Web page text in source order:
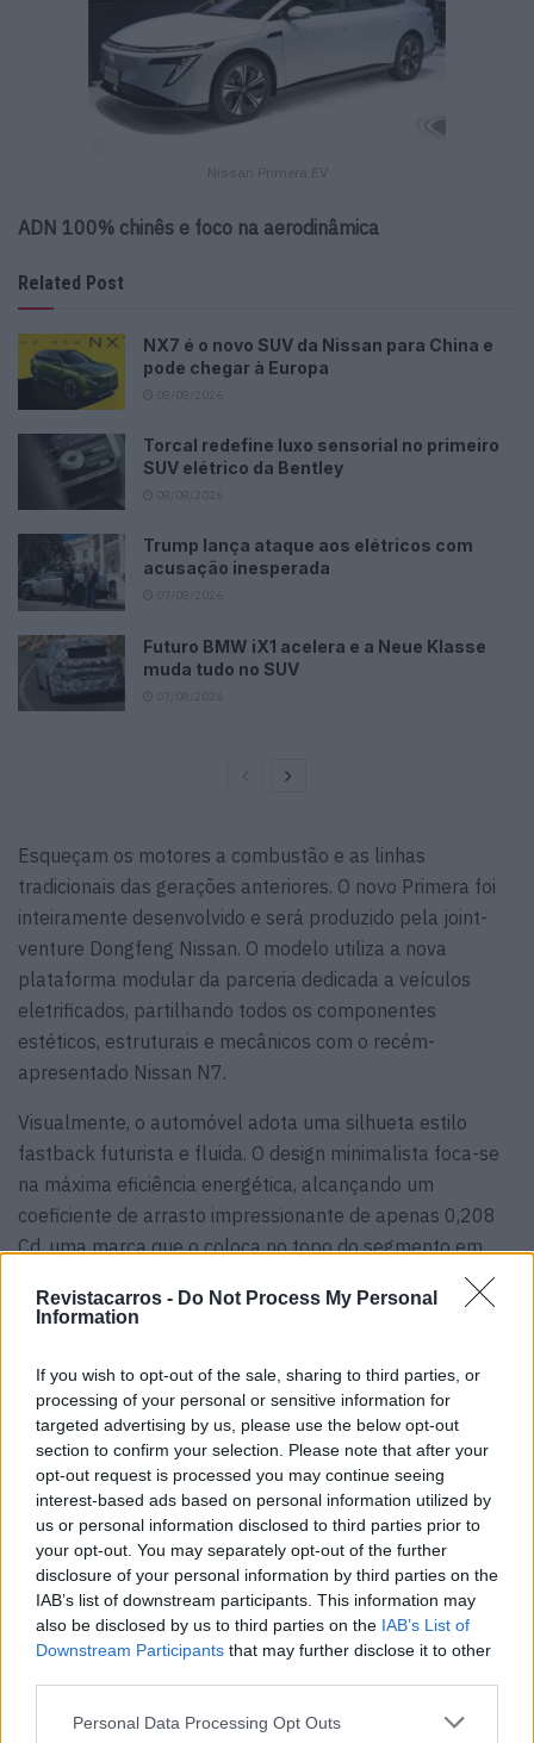
Revistacarros - Do Not Process My Personal
Information
If you wish to opt-out of the sale, sharing to third parties, or
processing of your personal or sensitive information for
targeted advertising by us, please use the below opt-out
section to confirm your selection. Please note that after your
opt-out request is processed you may continue seeing
interest-based ads based on personal information utilized by
us or personal information disclosed to third parties prior to
your opt-out. You may separately opt-out of the further
disclosure of your personal information by third parties on the
IAB’s list of downstream participants. This information may
also be disclosed by us to third parties on the IAB’s List of
Downstream Participants that may further disclose it to other
Personal Data Processing Opt Outs
Nissan Primera EV
ADN 100% chinês e foco na aerodinâmica
Related Post
NX7 é o novo SUV da Nissan para China e
pode chegar à Europa
Torcal redefine luxo sensorial no primeiro
SUV elétrico da Bentley
Trump lança ataque aos elétricos com
acusação inesperada
Futuro BMW iX1 acelera e a Neue Klasse
muda tudo no SUV
Esqueçam os motores a combustão e as linhas
tradicionais das gerações anteriores. O novo Primera foi
inteiramente desenvolvido e será produzido pela joint-
venture Dongfeng Nissan. O modelo utiliza a nova
plataforma modular da parceria dedicada a veículos
eletrificados, partilhando todos os componentes
estéticos, estruturais e mecânicos com o recém-
apresentado Nissan N7.
Visualmente, o automóvel adota uma silhueta estilo
fastback futurista e fluida. O design minimalista foca-se
na máxima eficiência energética, alcançando um
coeficiente de arrasto impressionante de apenas 0,208
Cd, uma marca que o coloca no topo do segmento em
Tecnológico e Inteligência Artificial
No habitáculo, a rutura com o passado é total. O painel
de instrumentos convencional deu lugar a um ambiente
digital dominado por um enorme ecrã central de 15,6
polegadas, processado por um chip Qualcomm
Snapdragon 8295P de última geração.A grande novidade
reside nos bancos com tecnologia de Inteligência
Artificial, capazes de ajustar automaticamente a pressão
do suporte lombar e lateral em tempo real, adaptando-
se à postura e ao peso do condutor para garantir o
máximo conforto em viagens longas.